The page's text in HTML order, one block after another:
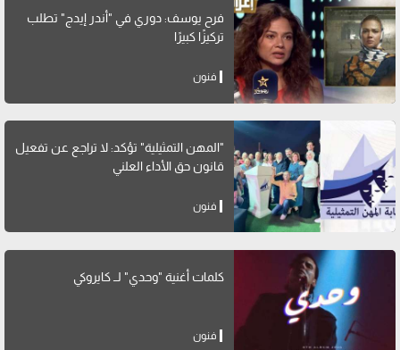
فرح يوسف: دوري في "أندر إيدج" تطلب
تركيزًا كبيرًا
فنون
"المهن التمثيلية" تؤكد: لا تراجع عن تفعيل
قانون حق الأداء العلني
فنون
كلمات أغنية "وحدي" لــ كايروكي
فنون